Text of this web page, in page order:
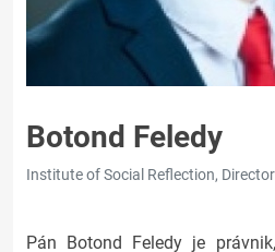
Botond Feledy
Institute of Social Reflection, Director
Pán Botond Feledy je